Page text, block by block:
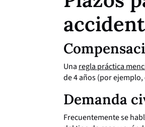
Una regla práctica
de 4 años (por
Demanda
Frecuentemente se